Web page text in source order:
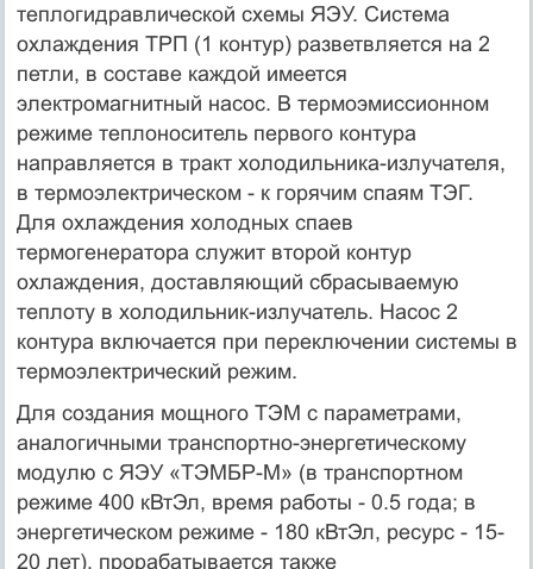
теплогидравлической схемы ЯЭУ. Система
охлаждения ТРП (1 контур) разветвляется на 2
петли, в составе каждой имеется
электромагнитный насос. В термоэмиссионном
режиме теплоноситель первого контура
направляется в тракт холодильника-излучателя,
в термоэлектрическом - к горячим спаям ТЭГ.
Для охлаждения холодных спаев
термогенератора служит второй контур
охлаждения, доставляющий сбрасываемую
теплоту в холодильник-излучатель. Насос 2
контура включается при переключении системы в
термоэлектрический режим.
Для создания мощного ТЭМ с параметрами,
аналогичными транспортно-энергетическому
модулю с ЯЭУ «ТЭМБР-М» (в транспортном
режиме 400 кВтЭл, время работы - 0.5 года; в
энергетическом режиме - 180 кВтЭл, ресурс - 15-
20 лет), прорабатывается также